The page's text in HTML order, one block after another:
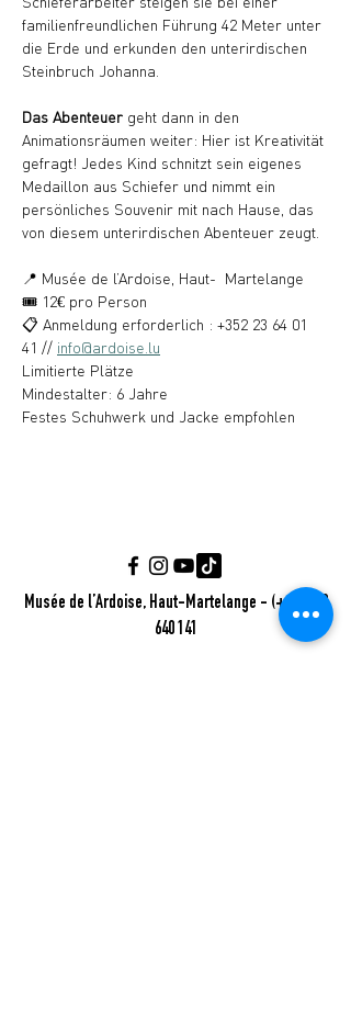
familienfreundlichen Führung 42 Meter unter
die Erde und erkunden den unterirdischen
Steinbruch Johanna.
Das Abenteuer geht dann in den
Animationsräumen weiter: Hier ist Kreativität
gefragt! Jedes Kind schnitzt sein eigenes
Medaillon aus Schiefer und nimmt ein
persönliches Souvenir mit nach Hause, das
von diesem unterirdischen Abenteuer zeugt.
📍 Musée de l’Ardoise, Haut-  Martelange
🎟️ 12€ pro Person
📋 Anmeldung erforderlich : +352 23 64 01
41 // info@ardoise.lu
Limitierte Plätze
Mindestalter: 6 Jahre
Festes Schuhwerk und Jacke empfohlen
Musée de l’Ardoise, Haut-Martelange - (+352) 23
640 141